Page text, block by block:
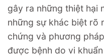
gây ra những thiệt hại
những sự khác biệt rõ
chứng và phương
được bệnh do vi